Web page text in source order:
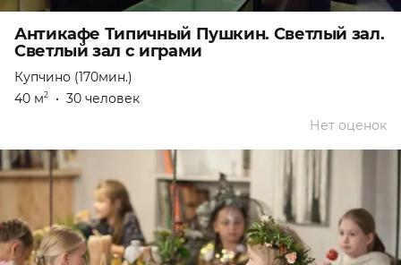
Антикафе Типичный Пушкин. Светлый зал.
Светлый зал с играми
Купчино (170мин.)
40 м2 • 30 человек
Нет оценок